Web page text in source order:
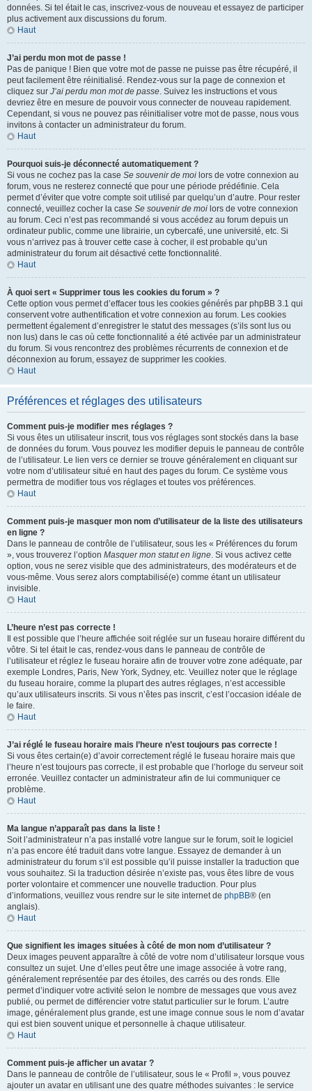
données. Si tel était le cas, inscrivez-vous de nouveau et essayez de participer
plus activement aux discussions du forum.
Haut
J’ai perdu mon mot de passe !
Pas de panique ! Bien que votre mot de passe ne puisse pas être récupéré, il
peut facilement être réinitialisé. Rendez-vous sur la page de connexion et
cliquez sur J’ai perdu mon mot de passe. Suivez les instructions et vous
devriez être en mesure de pouvoir vous connecter de nouveau rapidement.
Cependant, si vous ne pouvez pas réinitialiser votre mot de passe, nous vous
invitons à contacter un administrateur du forum.
Haut
Pourquoi suis-je déconnecté automatiquement ?
Si vous ne cochez pas la case Se souvenir de moi lors de votre connexion au
forum, vous ne resterez connecté que pour une période prédéfinie. Cela
permet d’éviter que votre compte soit utilisé par quelqu’un d’autre. Pour rester
connecté, veuillez cocher la case Se souvenir de moi lors de votre connexion
au forum. Ceci n’est pas recommandé si vous accédez au forum depuis un
ordinateur public, comme une librairie, un cybercafé, une université, etc. Si
vous n’arrivez pas à trouver cette case à cocher, il est probable qu’un
administrateur du forum ait désactivé cette fonctionnalité.
Haut
À quoi sert « Supprimer tous les cookies du forum » ?
Cette option vous permet d’effacer tous les cookies générés par phpBB 3.1 qui
conservent votre authentification et votre connexion au forum. Les cookies
permettent également d’enregistrer le statut des messages (s’ils sont lus ou
non lus) dans le cas où cette fonctionnalité a été activée par un administrateur
du forum. Si vous rencontrez des problèmes récurrents de connexion et de
déconnexion au forum, essayez de supprimer les cookies.
Haut
Préférences et réglages des utilisateurs
Comment puis-je modifier mes réglages ?
Si vous êtes un utilisateur inscrit, tous vos réglages sont stockés dans la base
de données du forum. Vous pouvez les modifier depuis le panneau de contrôle
de l’utilisateur. Le lien vers ce dernier se trouve généralement en cliquant sur
votre nom d’utilisateur situé en haut des pages du forum. Ce système vous
permettra de modifier tous vos réglages et toutes vos préférences.
Haut
Comment puis-je masquer mon nom d’utilisateur de la liste des utilisateurs
en ligne ?
Dans le panneau de contrôle de l’utilisateur, sous les « Préférences du forum
», vous trouverez l’option Masquer mon statut en ligne. Si vous activez cette
option, vous ne serez visible que des administrateurs, des modérateurs et de
vous-même. Vous serez alors comptabilisé(e) comme étant un utilisateur
invisible.
Haut
L’heure n’est pas correcte !
Il est possible que l’heure affichée soit réglée sur un fuseau horaire différent du
vôtre. Si tel était le cas, rendez-vous dans le panneau de contrôle de
l’utilisateur et réglez le fuseau horaire afin de trouver votre zone adéquate, par
exemple Londres, Paris, New York, Sydney, etc. Veuillez noter que le réglage
du fuseau horaire, comme la plupart des autres réglages, n’est accessible
qu’aux utilisateurs inscrits. Si vous n’êtes pas inscrit, c’est l’occasion idéale de
le faire.
Haut
J’ai réglé le fuseau horaire mais l’heure n’est toujours pas correcte !
Si vous êtes certain(e) d’avoir correctement réglé le fuseau horaire mais que
l’heure n’est toujours pas correcte, il est probable que l’horloge du serveur soit
erronée. Veuillez contacter un administrateur afin de lui communiquer ce
problème.
Haut
Ma langue n’apparaît pas dans la liste !
Soit l’administrateur n’a pas installé votre langue sur le forum, soit le logiciel
n’a pas encore été traduit dans votre langue. Essayez de demander à un
administrateur du forum s’il est possible qu’il puisse installer la traduction que
vous souhaitez. Si la traduction désirée n’existe pas, vous êtes libre de vous
porter volontaire et commencer une nouvelle traduction. Pour plus
d’informations, veuillez vous rendre sur le site internet de phpBB® (en
anglais).
Haut
Que signifient les images situées à côté de mon nom d’utilisateur ?
Deux images peuvent apparaître à côté de votre nom d’utilisateur lorsque vous
consultez un sujet. Une d’elles peut être une image associée à votre rang,
généralement représentée par des étoiles, des carrés ou des ronds. Elle
permet d’indiquer votre activité selon le nombre de messages que vous avez
publié, ou permet de différencier votre statut particulier sur le forum. L’autre
image, généralement plus grande, est une image connue sous le nom d’avatar
qui est bien souvent unique et personnelle à chaque utilisateur.
Haut
Comment puis-je afficher un avatar ?
Dans le panneau de contrôle de l’utilisateur, sous le « Profil », vous pouvez
ajouter un avatar en utilisant une des quatre méthodes suivantes : le service